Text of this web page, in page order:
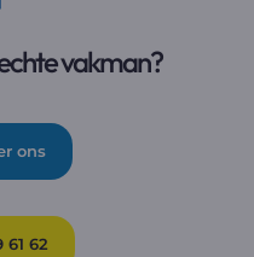
vakman?
ons
61 62